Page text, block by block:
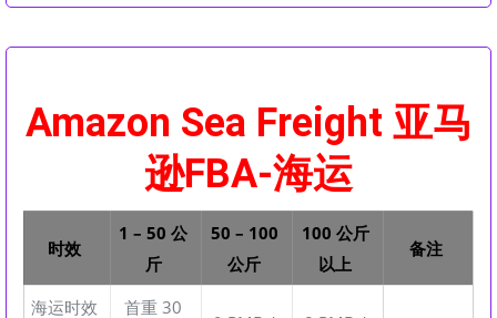
Amazon Sea Freight 亚马
逊FBA-海运
时效
1 – 50 公
斤
50 – 100
公斤
100 公斤
以上
备注
海运时效 首重 30